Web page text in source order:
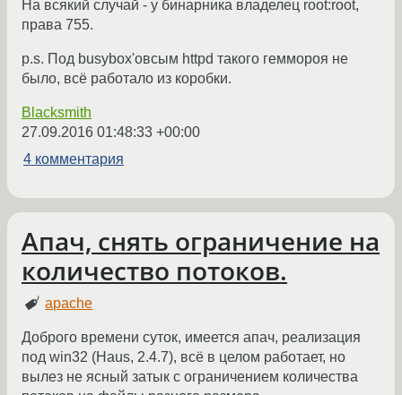
На всякий случай - у бинарника владелец root:root,
права 755.
p.s. Под busybox'овсым httpd такого геммороя не
было, всё работало из коробки.
Blacksmith
27.09.2016 01:48:33 +00:00
4 комментария
Апач, снять ограничение на
количество потоков.
apache
Доброго времени суток, имеется апач, реализация
под win32 (Haus, 2.4.7), всё в целом работает, но
вылез не ясный затык с ограничением количества